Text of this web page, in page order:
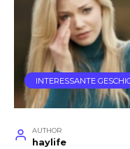
INTERESSANTE
AUTHOR
haylife